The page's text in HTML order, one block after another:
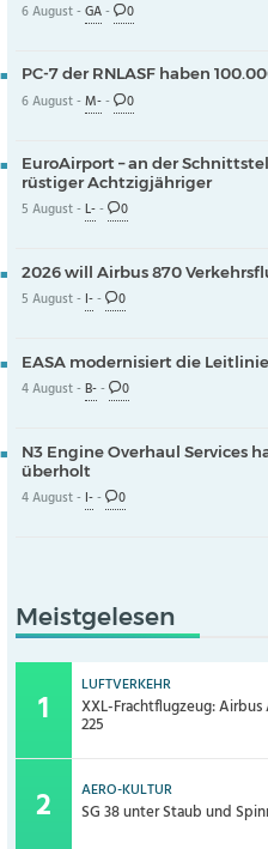
6 August -GA- 0
PC-7 der RNLASF haben
6 August -M-- 0
EuroAirport – an der
rüstiger Achtzigjähriger
5 August -L-- 0
2026 will Airbus 870
5 August - I-- 0
EASA modernisiert die
4 August -B-- 0
N3 Engine Overhaul Services
überholt
4 August - I-- 0
Meistgelesen
LUFTVERKEHR
XXL-Frachtflugzeug:
225
AERO-KULTUR
SG 38 unter Staub und